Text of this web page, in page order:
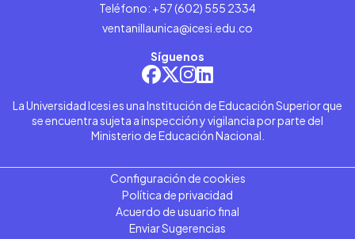
Teléfono: +57 (602) 555 2334
ventanillaunica@icesi.edu.co
Síguenos
La Universidad Icesi es una Institución de Educación Superior que
se encuentra sujeta a inspección y vigilancia por parte del
Ministerio de Educación Nacional.
Configuración de cookies
Política de privacidad
Acuerdo de usuario final
Enviar Sugerencias